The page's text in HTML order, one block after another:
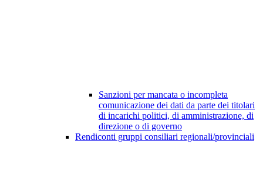
Sanzioni per mancata o incompleta
comunicazione dei dati da parte dei titolari
di incarichi politici, di amministrazione, di
direzione o di governo
Rendiconti gruppi consiliari regionali/provinciali